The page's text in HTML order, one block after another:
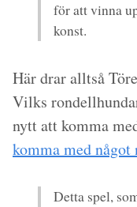
för att vinna
konst.
Här drar alltså
Vilks
nytt att komma
komma med något
Detta spel,